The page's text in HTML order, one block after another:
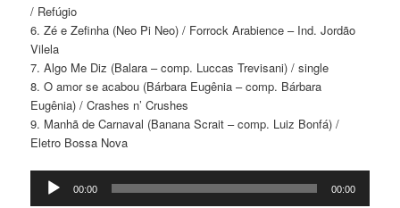
/ Refúgio
6. Zé e Zefinha (Neo Pi Neo) / Forrock Arabience – Ind. Jordão
Vilela
7. Algo Me Diz (Balara – comp. Luccas Trevisani) / single
8. O amor se acabou (Bárbara Eugênia – comp. Bárbara
Eugênia) / Crashes n’ Crushes
9. Manhã de Carnaval (Banana Scrait – comp. Luiz Bonfá) /
Eletro Bossa Nova
Tocador
00:00 00:00